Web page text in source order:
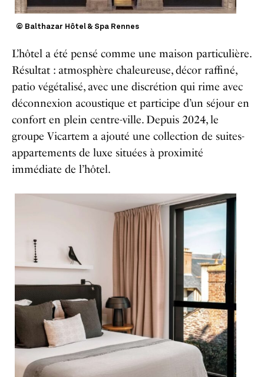
© Balthazar Hôtel & Spa Rennes
L’hôtel a été pensé comme une maison particulière.
Résultat : atmosphère chaleureuse, décor raffiné,
patio végétalisé, avec une discrétion qui rime avec
déconnexion acoustique et participe d’un séjour en
confort en plein centre-ville. Depuis 2024, le
groupe Vicartem a ajouté une collection de suites-
appartements de luxe situées à proximité
immédiate de l’hôtel.